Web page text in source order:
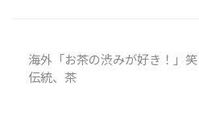
https://www.youtube.com/ ...
海外「お茶の渋みが好き！」
伝統、茶